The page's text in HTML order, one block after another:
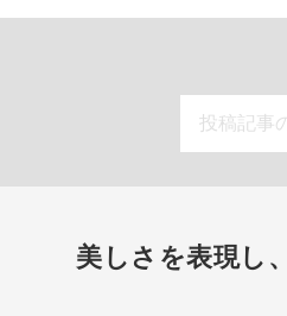
美しさを表現し